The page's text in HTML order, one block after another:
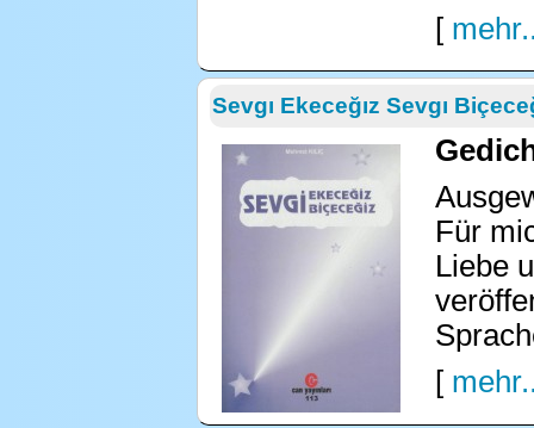
[
Sevgı Ekeceğız Sevgı
Für
Liebe
[